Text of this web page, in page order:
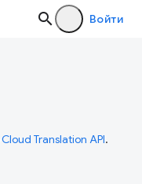
Войти
Cloud Translation API.